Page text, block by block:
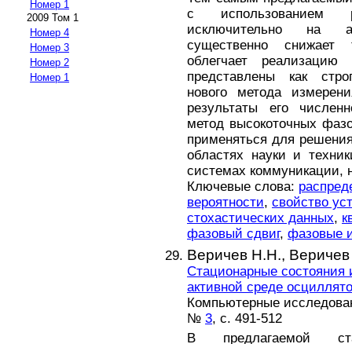
Номер 1
2009 Том 1
Номер 4
Номер 3
Номер 2
Номер 1
с использованием
исключительно на
существенно
облегчает
представлены как
нового метода
результаты его
метод высокоточных
применяться для
областях науки и
системах коммуникации,
Ключевые слова:
вероятности, свойство
стохастических данных,
фазовый сдвиг, фазовые
Веричев Н.Н.,
Стационарные
активной среде
Компьютерные
№ 3, с. 491-512
В предлагаемой